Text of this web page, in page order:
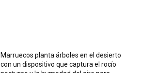
Marruecos planta árboles en el desierto
con un dispositivo que captura el rocío